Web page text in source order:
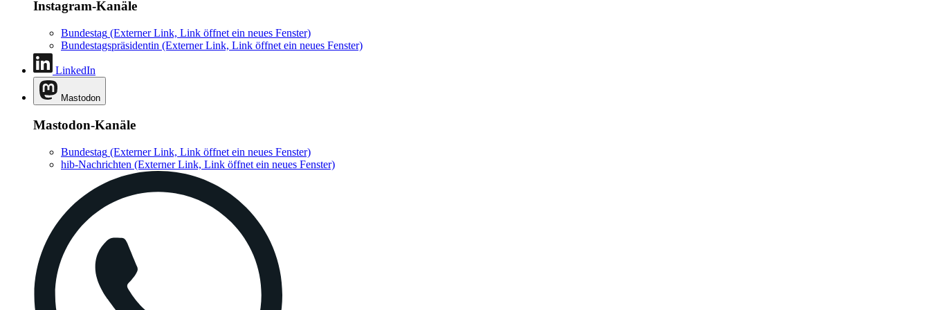
Instagram-Kanäle
Bundestag (Externer Link, Link öffnet ein neues Fenster)
Bundestagspräsidentin (Externer Link, Link öffnet ein neues Fenster)
LinkedIn
Mastodon
Mastodon-Kanäle
Bundestag (Externer Link, Link öffnet ein neues Fenster)
hib-Nachrichten (Externer Link, Link öffnet ein neues Fenster)